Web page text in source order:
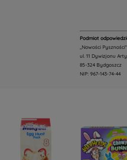
Podmiot
,,Nowości
ul. 11 Dywizjonu
85-324 Bydgoszcz
NIP: 967-143-74-44